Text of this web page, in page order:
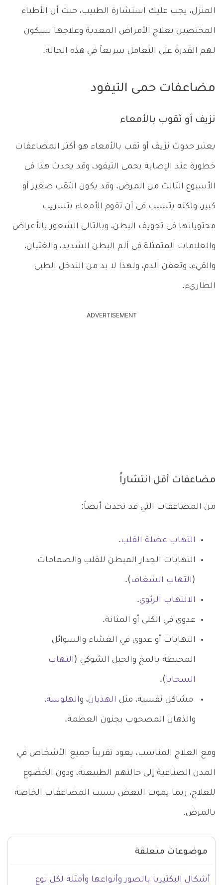
المنزل، يجب عليك استشارة الطبيب، حيث أن الأطباء
المختصين بعلاج الأمراض المعدية وعلاجها سيكون
لهم القدرة على التعامل سريعاً في هذه الحالة.
مضاعفات حمى التيفود
نزيف أو ثقوب بالأمعاء
يعتبر حدوث نزيف أو ثقب بالأمعاء هو أكثر المضاعفات
خطورة عند الإصابة بحمى التيفود، وقد يحدث هذا في
الأسبوع الثالث من المرض. وقد يكون الثقب صغير أو
كبير، ولكنه يتسبب في أن تقوم الأمعاء بتسريب
محتوياتها في تجويف البطن، وبالتالي الشعور بالأعراض
والعلامات المتمثلة في ألم البطن الشديد، والغثيان،
والقيء، وتعفن الدم، ولهذا لا بد من التدخل الطبي
الطاريء.
ADVERTISEMENT
مضاعفات أقل انتشاراً
من المضاعفات التي قد تحدث أيضاً:
التهاب عضلة القلب.
التهابات الجدار المبطن للقلب والصمامات
( التهاب الشغاف).
الالتهاب الرئوي.
عدوى في الكلى أو المثانة.
التهابات أو عدوى في الغشاء والسوائل
المحيطة بالمخ والحبل الشوكي ( التهاب
السحايا).
مشاكل نفسية، مثل الهذيان، والهلوسة،
والذهان المصحوب بجنون العظمة.
ومع العلاج المناسب، يعود تقريباً جميع الأشخاص في
المدن الصناعية إلى حالتهم الطبيعية، ودون الخضوع
للعلاج، ربما يموت البعض بسبب المضاعفات الخاصة
بالمرض.
موضوعات متعلقة
أشكال البكتيريا بالصور وأنواعها وأمثلة لكل نوع